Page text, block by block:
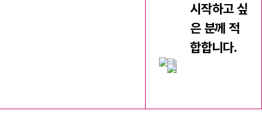
시작하고 싶
은 분께 적
합합니다.